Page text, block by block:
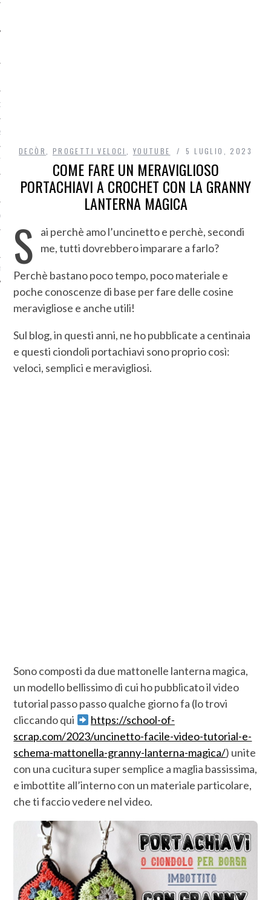
DI ACCESSO AI DATI
DECÒR PROGETTI VELOCI YOUTUBE 5 LUGLIO, 2023
COME FARE UN MERAVIGLIOSO
PORTACHIAVI A CROCHET CON LA GRANNY
LANTERNA MAGICA
S
ai perchè amo l’uncinetto e perchè, secondi
me, tutti dovrebbero imparare a farlo?
Perchè bastano poco tempo, poco materiale e
poche conoscenze di base per fare delle cosine
meravigliose e anche utili!
Sul blog, in questi anni, ne ho pubblicate a centinaia
e questi ciondoli portachiavi sono proprio così:
veloci, semplici e meravigliosi.
Sono composti da due mattonelle lanterna magica,
un modello bellissimo di cui ho pubblicato il video
tutorial passo passo qualche giorno fa (lo trovi
cliccando qui
https://school-of-
scrap.com/2023/uncinetto-facile-video-tutorial-e-
schema-mattonella-granny-lanterna-magica/) unite
con una cucitura super semplice a maglia bassissima,
e imbottite all’interno con un materiale particolare,
che ti faccio vedere nel video.